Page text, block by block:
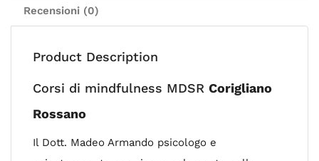
Recensioni (0)
Product Description
Corsi di mindfulness MDSR Corigliano
Rossano
Il Dott. Madeo Armando psicologo e